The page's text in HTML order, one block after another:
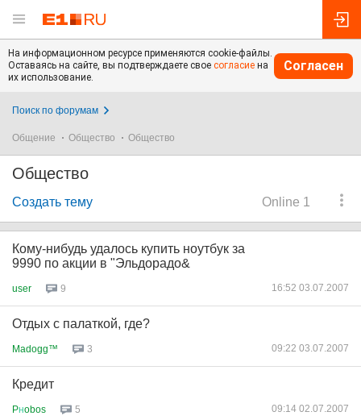
На информационном ресурсе применяются cookie-файлы.
Оставаясь на сайте, вы подтверждаете свое согласие на
их использование.
Согласен
Поиск по форумам
Общение Общество Общество
Общество
Online 1
Создать тему
Кому-нибудь удалось купить ноутбук за
9990 по акции в "Эльдорадо&
user 9 16:52 03.07.2007
Отдых с палаткой, где?
Madogg™ 3 09:22 03.07.2007
Кредит
Pнobos 5 09:14 02.07.2007